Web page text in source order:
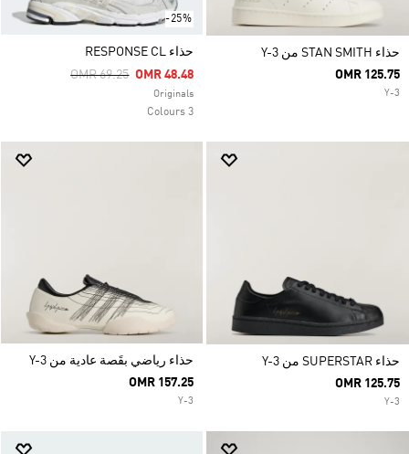
حذاء STAN SMITH من Y-3
OMR 125.75
Y-3
-25%
حذاء RESPONSE CL
Price Reduced From
OMR 69.25ToOMR 48.48
Originals
3 Colours
حذاء SUPERSTAR من Y-3
OMR 125.75
Y-3
حذاء رياضي بقَصة عادية من Y-3
OMR 157.25
Y-3